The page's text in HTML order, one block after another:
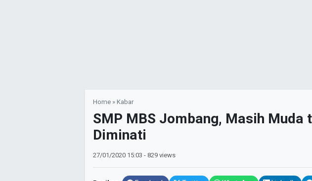
Home »Kabar
SMP MBS Jombang, Masih Muda
Diminati
27/01/2020 15:03 - 829 views